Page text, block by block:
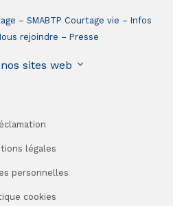
SMABTP Courtage vie
Infos
rejoindre Presse
sites web
légales
personnelles
cookies